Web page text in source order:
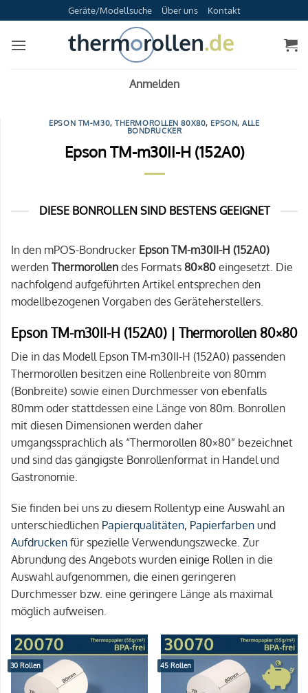
Inhalt
springen
Geräte/Modellsuche Über uns Kontakt
Anmelden
EPSON TM-M30,THERMOROLLEN 80X80, EPSON,ALLE
BONDRUCKER
Epson TM-m30II-H (152A0)
DIESE BONROLLEN SIND BESTENS GEEIGNET
In den mPOS-Bondrucker Epson TM-m30II-H (152A0)
werden Thermorollen des Formats 80×80 eingesetzt. Die
nachfolgend aufgeführten Artikel entsprechen den
modellbezogenen Vorgaben des Geräteherstellers.
Epson TM-m30II-H (152A0) | Thermorollen 80×80
Die in das Modell Epson TM-m30II-H (152A0) passenden
Thermorollen besitzen eine Rollenbreite von 80mm
(Bonbreite) sowie einen Durchmesser von ebenfalls
80mm oder stattdessen eine Länge von 80m. Bonrollen
mit diesen Dimensionen werden daher
umgangssprachlich als “Thermorollen 80×80” bezeichnet
und sind das gängigste Bonrollenformat in Handel und
Gastronomie.
Sie finden bei uns zu diesem Rollentyp eine Auswahl an
unterschiedlichen Papierqualitäten, Papierfarben und
Aufdrucken für spezielle Verwendungszwecke. Zur
Abrundung des Angebots wurden einige Rollen in die
Auswahl aufgenommen, die einen geringeren
Durchmesser bzw. eine geringere Länge als maximal
möglich aufweisen.
30 Rollen 45 Rollen